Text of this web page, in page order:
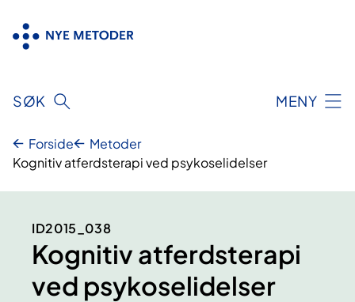
innhold
SØK MENY
Forside
Metoder
Kognitiv atferdsterapi ved psykoselidelser
ID2015_038
Kognitiv atferdsterapi
ved psykoselidelser